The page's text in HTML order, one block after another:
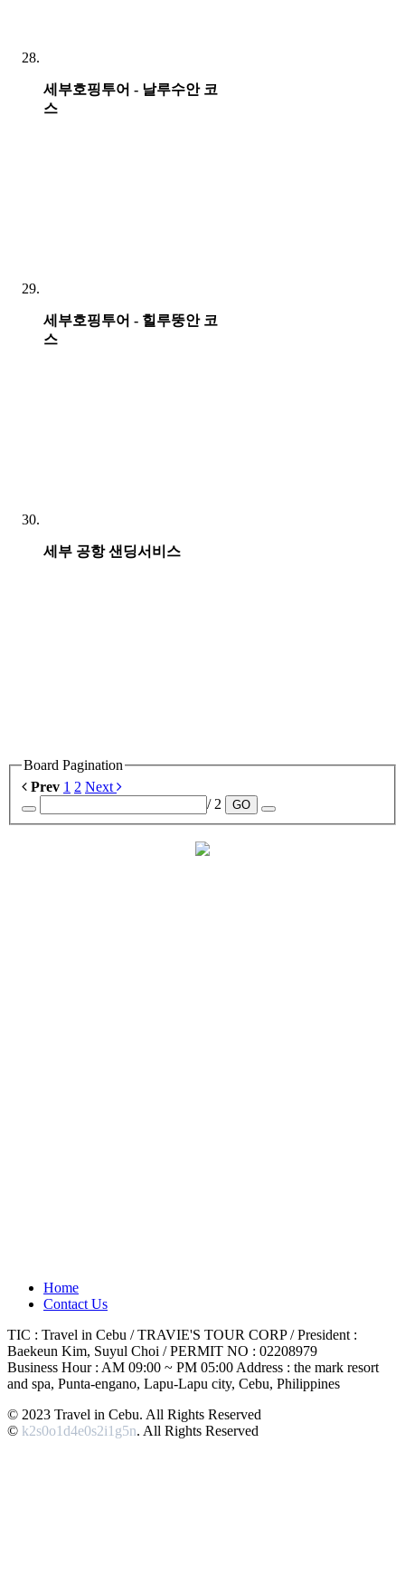
세부호핑투어 - 날루수안 코
스
세부호핑투어 - 힐루뚱안 코
스
세부 공항 샌딩서비스
Board Pagination
Prev 1 2 Next
/ 2
GO
Home
Contact Us
TIC : Travel in Cebu / TRAVIE'S TOUR CORP / President :
Baekeun Kim, Suyul Choi / PERMIT NO : 02208979
Business Hour : AM 09:00 ~ PM 05:00 Address : the mark resort
and spa, Punta-engano, Lapu-Lapu city, Cebu, Philippines
© 2023 Travel in Cebu. All Rights Reserved
© k2s0o1d4e0s2i1g5n. All Rights Reserved